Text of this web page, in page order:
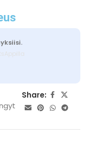
Share: